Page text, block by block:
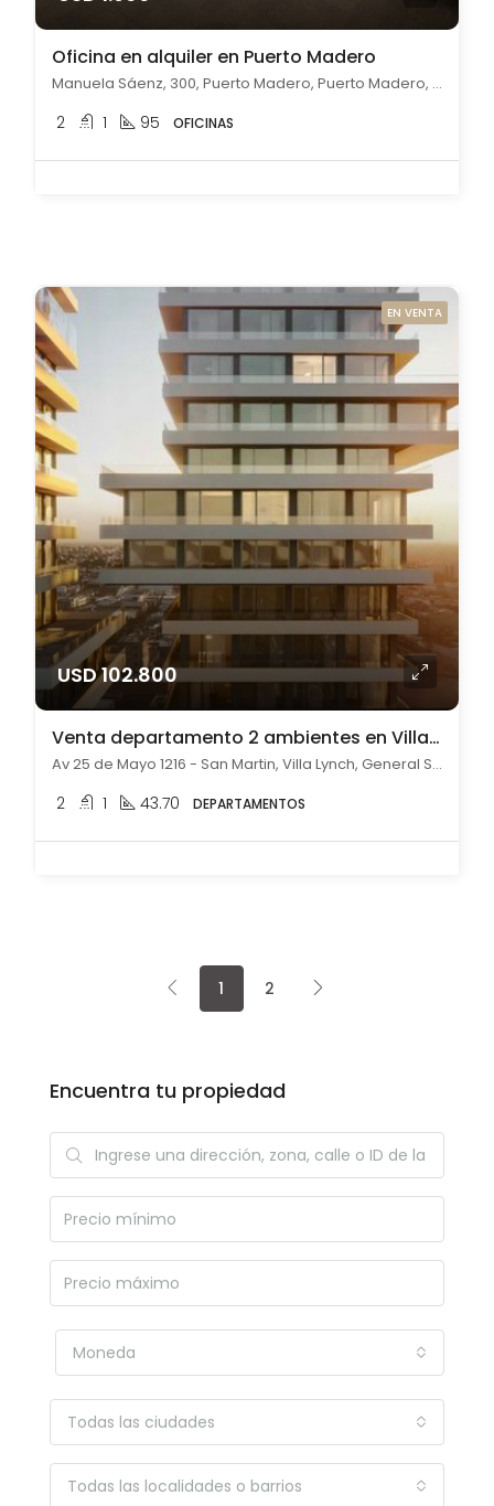
Oficina en alquiler en Puerto Madero
Manuela Sáenz, 300, Puerto Madero, Puerto Madero, Capital Federal
2 1 95 OFICINAS
EN VENTA
USD 102.800
Venta departamento 2 ambientes en Villa Lynch pileta parrilla balcón
Av 25 de Mayo 1216 - San Martin, Villa Lynch, General San Martín
2 1 43.70 DEPARTAMENTOS
1 2
Encuentra tu propiedad
Moneda
Todas las ciudades
Todas las localidades o barrios